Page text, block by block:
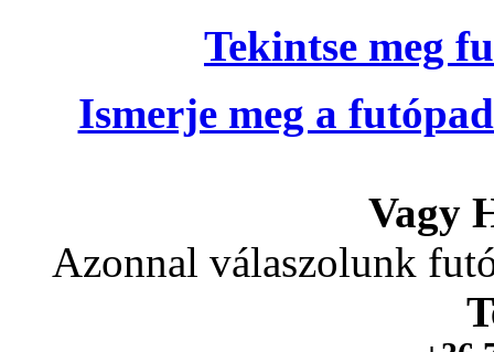
Tekintse meg
Ismerje meg a
Vagy
Azonnal válaszolunk